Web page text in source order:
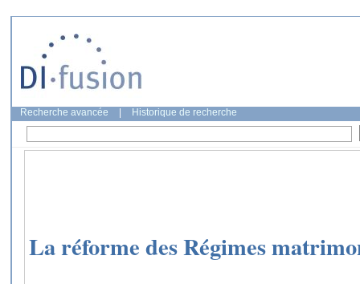
Recherche avancée Historique de recherche
La réforme des Régimes